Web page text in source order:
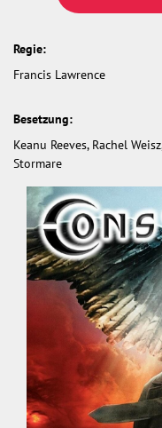
Regie:
Francis Lawrence
Besetzung:
Keanu Reeves, Rachel
Stormare